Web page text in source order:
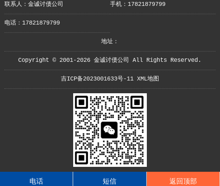
联系人：金诚讨债公司 手机：17821879799
电话：17821879799
地址：
Copyright © 2001-2026 金诚讨债公司 All Rights Reserved.
吉ICP备2023001633号-11 XML地图
电话 短信 返回顶部